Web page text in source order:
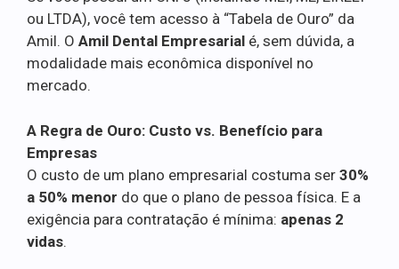
ou LTDA), você tem acesso à “Tabela de Ouro” da
Amil. O Amil Dental Empresarial é, sem dúvida, a
modalidade mais econômica disponível no
mercado.
A Regra de Ouro: Custo vs. Benefício para
Empresas
O custo de um plano empresarial costuma ser 30%
a 50% menor do que o plano de pessoa física. E a
exigência para contratação é mínima: apenas 2
vidas.